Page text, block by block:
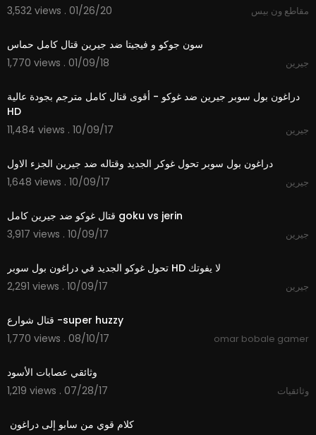
3,532 views . 01/26/20
مقاطع ون بيس
سون جوكو و فيجيتا ضد جيرين قتال كامل حماس
1,770 views . 01/09/18
جيرين
دراغون بول سوبر جيرين ضد غوكو - أقوى قتال كامل مترجم بجودة عالية
HD
11,484 views . 10/09/17
جيرين
دراغون بول سوبر تحول غوكر الجديد وقتاله ضد جيرين الجزء الاول
1,648 views . 10/09/17
جيرين
قتال غوكو ضد جيرين كامل goku vs jerin
3,917 views . 10/09/17
جيرين
تحول غوكو الجديد في دراغون بول سوبر HD لا يفوتك
2,291 views . 10/09/17
جيرين
قتال شوارع -super huzzy
1,770 views . 08/10/17
omar bobale gamer
وثائقي عصابات الأسود
1,219 views . 07/28/17
وثائقيات